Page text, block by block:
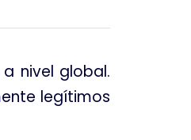
nivel global.
legítimos